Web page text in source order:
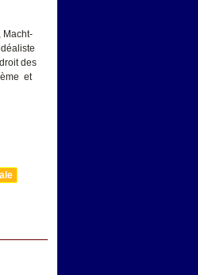
Macht-
des
et